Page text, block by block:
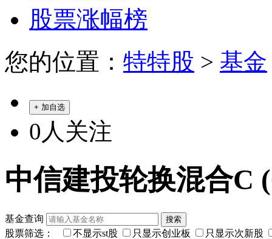
股票涨幅榜
您的位置： 特特股 > 基金
+ 加自选
0 人关注
中信建投轮换混合C
基金查询
股票筛选：
不显示st股 只显示创业板 只显示次新股